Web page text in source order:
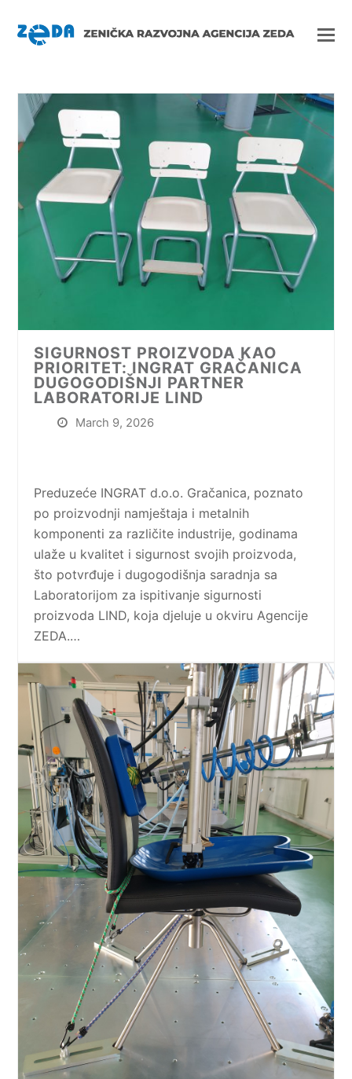
SIGURNOST PROIZVODA KAO
PRIORITET: INGRAT GRAČANICA
DUGOGODIŠNJI PARTNER
LABORATORIJE LIND
March 9, 2026
Preduzeće INGRAT d.o.o. Gračanica, poznato
po proizvodnji namještaja i metalnih
komponenti za različite industrije, godinama
ulaže u kvalitet i sigurnost svojih proizvoda,
što potvrđuje i dugogodišnja saradnja sa
Laboratorijom za ispitivanje sigurnosti
proizvoda LIND, koja djeluje u okviru Agencije
ZEDA.…